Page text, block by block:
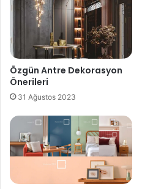
Özgün Antre Dekorasyon
Önerileri
31 Ağustos 2023